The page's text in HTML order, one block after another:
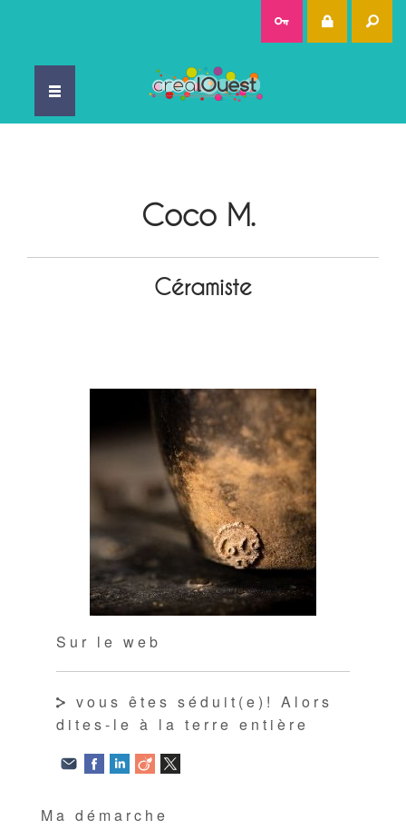
Coco M.
Céramiste
Sur le web
vous êtes séduit(e)! Alors
dites-le à la terre entière
Ma démarche